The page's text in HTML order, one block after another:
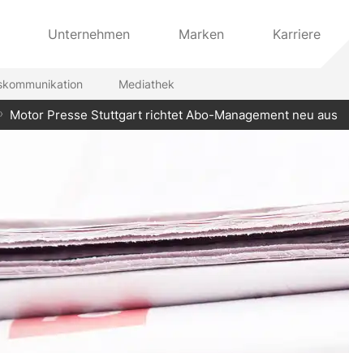
Unternehmen Marken Karriere
Mediathek
Motor Presse Stuttgart richtet Abo-Management neu aus